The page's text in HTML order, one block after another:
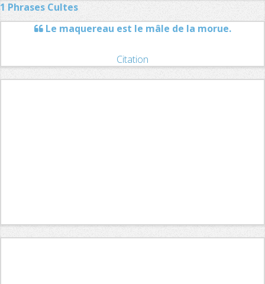
1 Phrases Cultes
Le maquereau est le mâle de la morue.
Citation